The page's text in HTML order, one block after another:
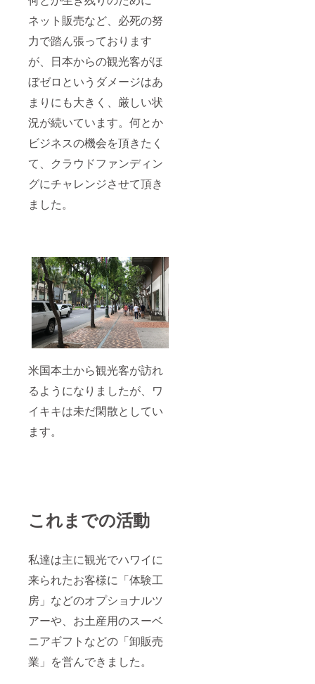
ネット販売など、必死の努
力で踏ん張っております
が、日本からの観光客がほ
ぼゼロというダメージはあ
まりにも大きく、厳しい状
況が続いています。何とか
ビジネスの機会を頂きたく
て、クラウドファンディン
グにチャレンジさせて頂き
ました。
米国本土から観光客が訪れ
るようになりましたが、ワ
イキキは未だ閑散としてい
ます。
これまでの活動
私達は主に観光でハワイに
来られたお客様に「体験工
房」などのオプショナルツ
アーや、お土産用のスーベ
ニアギフトなどの「卸販売
業」を営んできました。